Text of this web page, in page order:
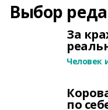
Выбор
За
Человек
по